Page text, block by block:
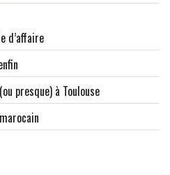
d’affaire
presque) à Toulouse